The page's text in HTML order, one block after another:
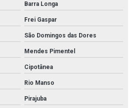
Barra Longa
Frei Gaspar
São Domingos das Dores
Mendes Pimentel
Cipotânea
Rio Manso
Pirajuba